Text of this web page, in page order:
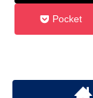
Pocket